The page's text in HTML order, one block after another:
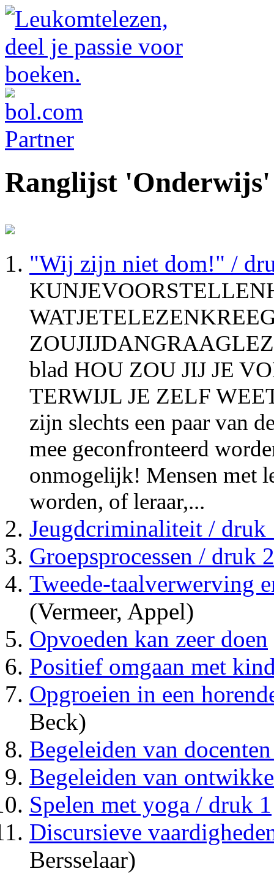
Ranglijst 'Onderwijs'
"Wij zijn niet dom!" /
blad HOU ZOU JIJ JE
TERWIJL JE ZELF
zijn slechts een paar van
mee geconfronteerd
onmogelijk! Mensen met
worden, of leraar,...
Jeugdcriminaliteit / druk
Groepsprocessen / druk 2
Tweede-taalverwerving
(Vermeer, Appel)
Opvoeden kan zeer doen
Positief omgaan met
Opgroeien in een
Beck)
Begeleiden van
Begeleiden van
Spelen met yoga / druk 1
Discursieve
Bersselaar)